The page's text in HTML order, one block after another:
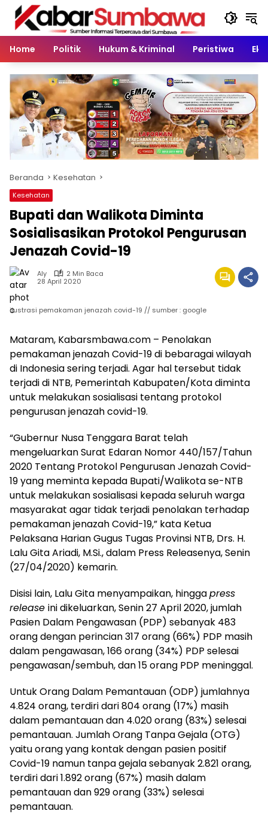
Langsung
konten
Home
Politik Hukum & Kriminal Peristiwa
Beranda Kesehatan
Kesehatan
Bupati dan Walikota Diminta
Sosialisasikan Protokol Pengurusan
Jenazah Covid-19
Aly
2 Min Baca
28 April 2020
ilustrasi pemakaman jenazah covid-19 // sumber : google
Mataram, Kabarsmbawa.com – Penolakan
pemakaman jenazah Covid-19 di bebaragai wilayah
di Indonesia sering terjadi. Agar hal tersebut tidak
terjadi di NTB, Pemerintah Kabupaten/Kota diminta
untuk melakukan sosialisasi tentang protokol
pengurusan jenazah covid-19.
“Gubernur Nusa Tenggara Barat telah
mengeluarkan Surat Edaran Nomor 440/157/Tahun
2020 Tentang Protokol Pengurusan Jenazah Covid-
19 yang meminta kepada Bupati/Walikota se-NTB
untuk melakukan sosialisasi kepada seluruh warga
masyarakat agar tidak terjadi penolakan terhadap
pemakaman jenazah Covid-19,” kata Ketua
Pelaksana Harian Gugus Tugas Provinsi NTB, Drs. H.
Lalu Gita Ariadi, M.Si., dalam Press Releasenya, Senin
(27/04/2020) kemarin.
Disisi lain, Lalu Gita menyampaikan, hinggapress
release ini dikeluarkan, Senin 27 April 2020, jumlah
Pasien Dalam Pengawasan (PDP) sebanyak 483
orang dengan perincian 317 orang (66%) PDP masih
dalam pengawasan, 166 orang (34%) PDP selesai
pengawasan/sembuh, dan 15 orang PDP meninggal.
Untuk Orang Dalam Pemantauan (ODP) jumlahnya
4.824 orang, terdiri dari 804 orang (17%) masih
dalam pemantauan dan 4.020 orang (83%) selesai
pemantauan. Jumlah Orang Tanpa Gejala (OTG)
yaitu orang yang kontak dengan pasien positif
Covid-19 namun tanpa gejala sebanyak 2.821 orang,
terdiri dari 1.892 orang (67%) masih dalam
pemantauan dan 929 orang (33%) selesai
pemantauan.